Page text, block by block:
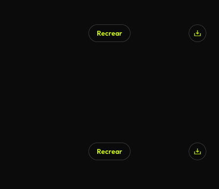
Recrear
Recrear